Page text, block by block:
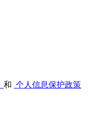
和 个人信息保护政策